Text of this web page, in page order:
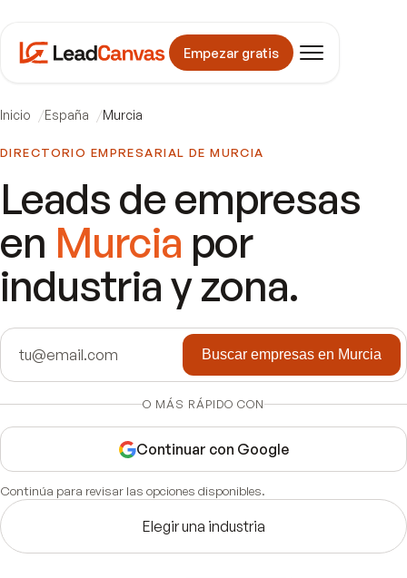
Empezar gratis
Inicio España Murcia
DIRECTORIO EMPRESARIAL DEMURCIA
Leads de empresas
en Murcia por
industria y zona.
Buscar empresas en Murcia
O MÁS RÁPIDO CON
Continuar con Google
Continúa para revisar las opciones disponibles.
Elegir una industria